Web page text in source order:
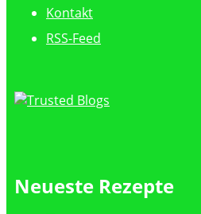
Kontakt
RSS-Feed
Neueste Rezepte